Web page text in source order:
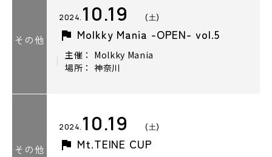
その他
2024. 10.19 (土)
Molkky Mania -OPEN- vol.5
主催： Molkky Mania
場所： 神奈川
その他
2024. 10.19 (土)
Mt.TEINE CUP